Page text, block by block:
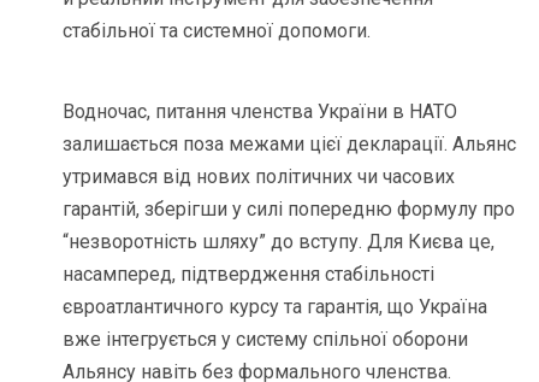
стабільної та системної допомоги.
Водночас, питання членства України в НАТО
залишається поза межами цієї декларації. Альянс
утримався від нових політичних чи часових
гарантій, зберігши у силі попередню формулу про
“незворотність шляху” до вступу. Для Києва це,
насамперед, підтвердження стабільності
євроатлантичного курсу та гарантія, що Україна
вже інтегрується у систему спільної оборони
Альянсу навіть без формального членства.